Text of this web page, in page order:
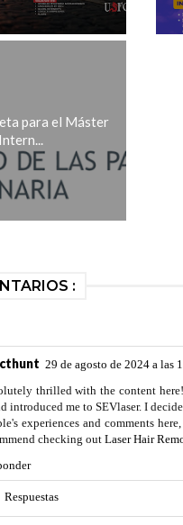
para el Máster
Intern...
:
29 de agosto de 2024 a las
thrilled with the content
introduced me to SEVlaser. I
experiences and comments
checking outLaser Hair
Respuestas